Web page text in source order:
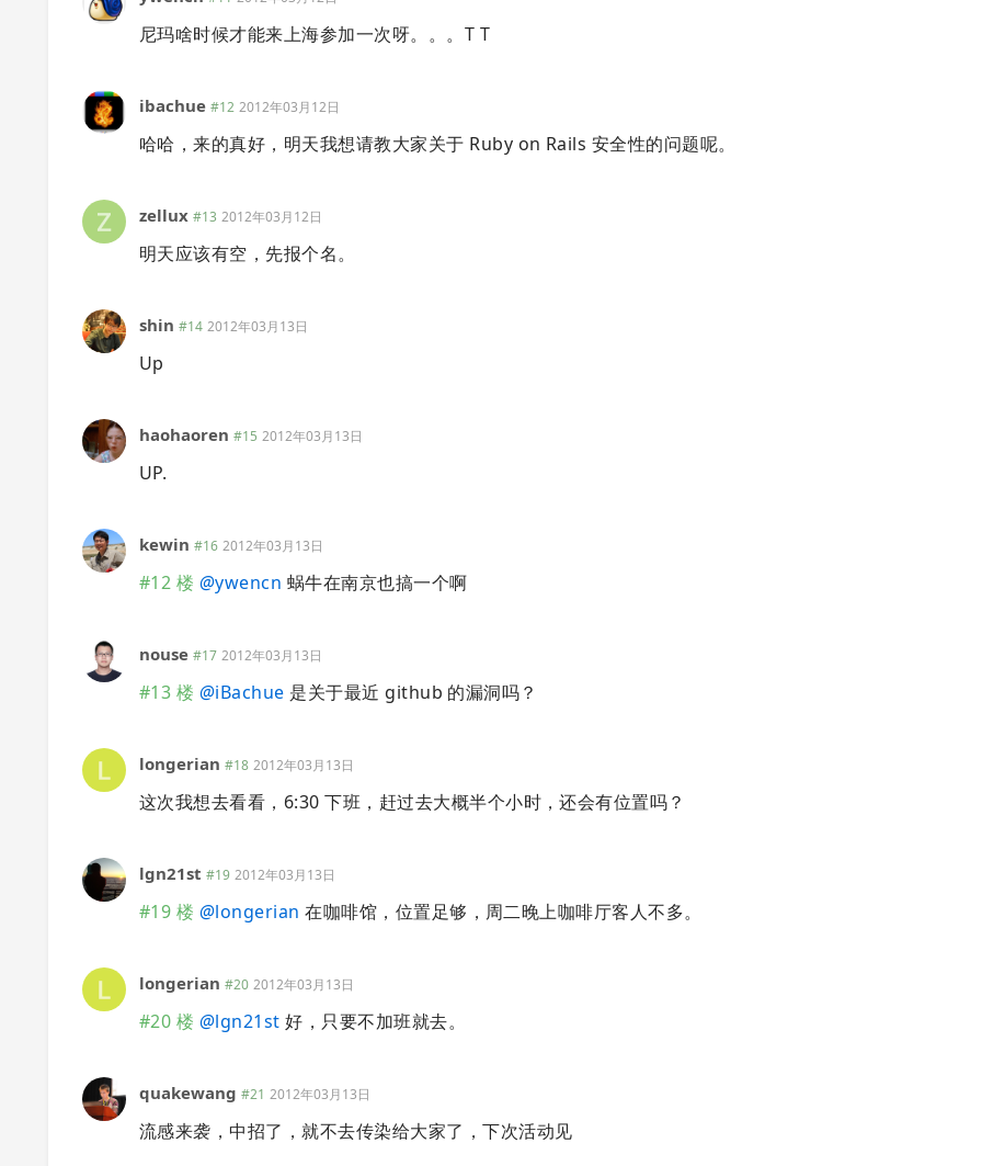
尼玛啥时候才能来上海参加一次呀。。。T T
ibachue #12 2012年03月12日
哈哈，来的真好，明天我想请教大家关于 Ruby on Rails 安全性的问题呢。
zellux #13 2012年03月12日
明天应该有空，先报个名。
shin #14 2012年03月13日
Up
haohaoren #15 2012年03月13日
UP.
kewin #16 2012年03月13日
#12 楼 @ywencn 蜗牛在南京也搞一个啊
nouse #17 2012年03月13日
#13 楼 @iBachue 是关于最近 github 的漏洞吗？
longerian #18 2012年03月13日
这次我想去看看，6:30 下班，赶过去大概半个小时，还会有位置吗？
lgn21st #19 2012年03月13日
#19 楼 @longerian 在咖啡馆，位置足够，周二晚上咖啡厅客人不多。
longerian #20 2012年03月13日
#20 楼 @lgn21st 好，只要不加班就去。
quakewang #21 2012年03月13日
流感来袭，中招了，就不去传染给大家了，下次活动见